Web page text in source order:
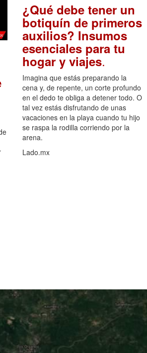
¿Qué debe tener un
botiquín de primeros
auxilios? Insumos
esenciales para tu
hogar y viajes.
Imagina que estás preparando la
cena y, de repente, un corte profundo
en el dedo te obliga a detener todo. O
tal vez estás disfrutando de unas
vacaciones en la playa cuando tu hijo
se raspa la rodilla corriendo por la
arena.
Lado.mx